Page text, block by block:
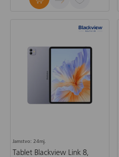
Jamstvo: 24mj.
Tablet Blackview Link 8,